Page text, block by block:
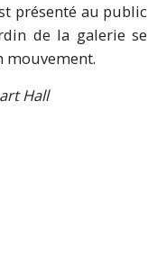
présenté au public
de la galerie se
mouvement.
Hall